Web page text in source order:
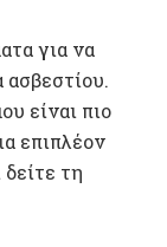
για να
είναι πιο
επιπλέον
τη